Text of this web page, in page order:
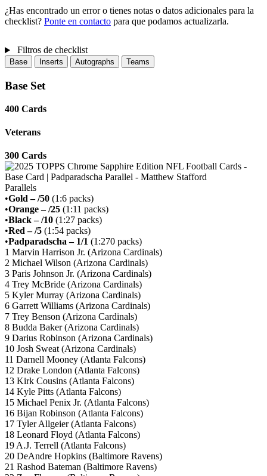
¿Has encontrado un error o tienes notas o datos adicionales para la
checklist? Ponte en contacto para que podamos actualizarla.
Filtros de checklist
Base Inserts Autographs Teams
Base Set
400 Cards
Veterans
300 Cards
Parallels
•Gold – /50 (1:6 packs)
•Orange – /25 (1:11 packs)
•Black – /10 (1:27 packs)
•Red – /5 (1:54 packs)
•Padparadscha – 1/1 (1:270 packs)
1 Marvin Harrison Jr. (Arizona Cardinals)
2 Michael Wilson (Arizona Cardinals)
3 Paris Johnson Jr. (Arizona Cardinals)
4 Trey McBride (Arizona Cardinals)
5 Kyler Murray (Arizona Cardinals)
6 Garrett Williams (Arizona Cardinals)
7 Trey Benson (Arizona Cardinals)
8 Budda Baker (Arizona Cardinals)
9 Darius Robinson (Arizona Cardinals)
10 Josh Sweat (Arizona Cardinals)
11 Darnell Mooney (Atlanta Falcons)
12 Drake London (Atlanta Falcons)
13 Kirk Cousins (Atlanta Falcons)
14 Kyle Pitts (Atlanta Falcons)
15 Michael Penix Jr. (Atlanta Falcons)
16 Bijan Robinson (Atlanta Falcons)
17 Tyler Allgeier (Atlanta Falcons)
18 Leonard Floyd (Atlanta Falcons)
19 A.J. Terrell (Atlanta Falcons)
20 DeAndre Hopkins (Baltimore Ravens)
21 Rashod Bateman (Baltimore Ravens)